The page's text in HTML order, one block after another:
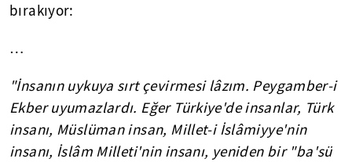
bırakıyor:
…
"İnsanın uykuya sırt çevirmesi lâzım. Peygamber-i
Ekber uyumazlardı. Eğer Türkiye'de insanlar, Türk
insanı, Müslüman insan, Millet-i İslâmiyye'nin
insanı, İslâm Milleti'nin insanı, yeniden bir "ba'sü